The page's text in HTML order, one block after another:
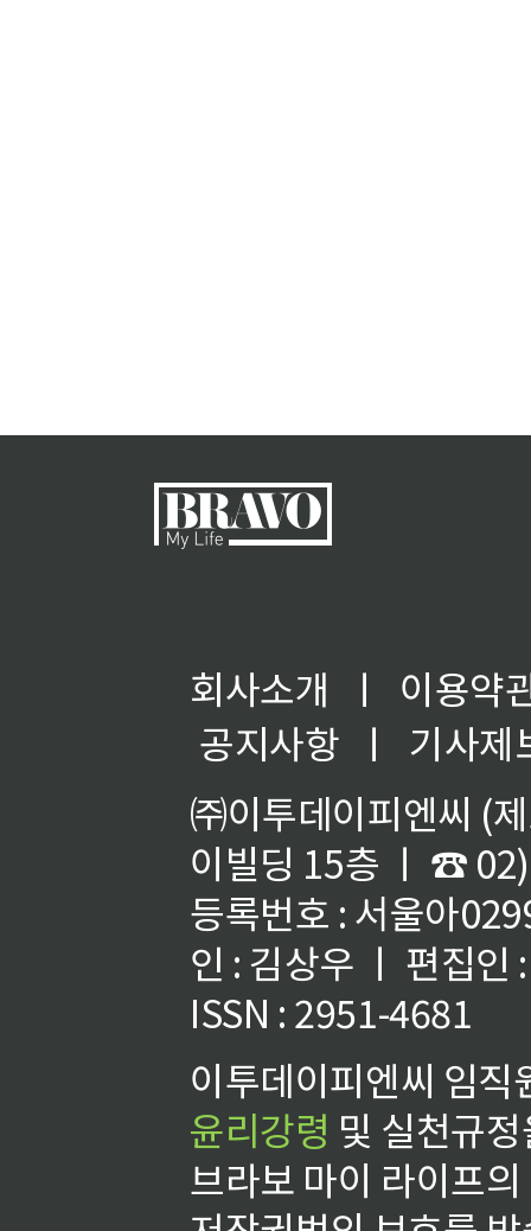
회사소개 ㅣ
이용약
공지사항
ㅣ
기사제
㈜이투데이피엔씨 (
이빌딩 15층 ㅣ ☎
등록번호 : 서울아
인 : 김상우 ㅣ 편집인
ISSN : 2951-4681
이투데이피엔씨 임
윤리강령 및 실천규
브라보 마이 라이프